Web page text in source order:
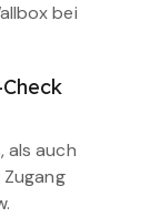
bei
als auch